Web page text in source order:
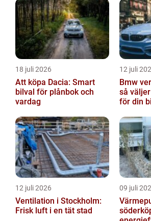
18 juli 2026
Att köpa Dacia: Smart
bilval för plånbok och
vardag
12 juli
Bmw
så
för din
12 juli 2026
Ventilation i Stockholm:
Frisk luft i en tät stad
09 juli